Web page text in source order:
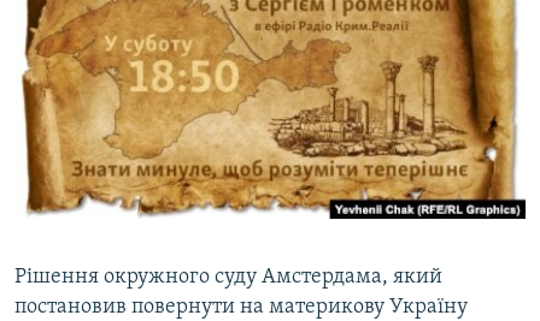
пошуку
ІНТЕРВ'Ю
ВСЕ ЗА ДЕНЬ
СПЕЦПРОЕКТИ
ДЕПОРТАЦІЯ
ВІДЕОУРОКИ «ELIFBE»
УКРАЇНСЬКА ПРОБЛЕМА КРИМУ
ЯК ОБІЙТИ БЛОКУВАННЯ
Qırımtatar
Рішення окружного суду Амстердама, який
постановив повернути на материкову Україну